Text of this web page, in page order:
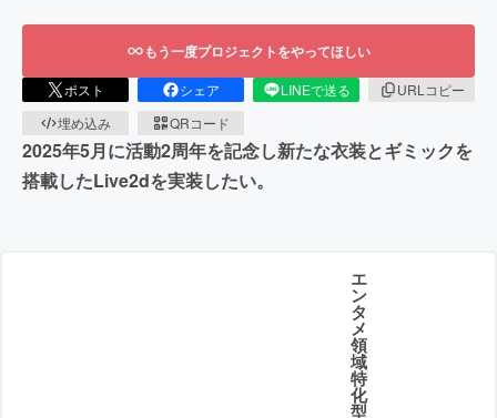
もう一度プロジェクトをやってほしい
ポスト シェア LINEで送る
URLコピー
埋め込み
QRコード
2025年5月に活動2周年を記念し新たな衣装とギミックを
搭載したLive2dを実装したい。
エ
ン
タ
メ
領
域
特
化
型